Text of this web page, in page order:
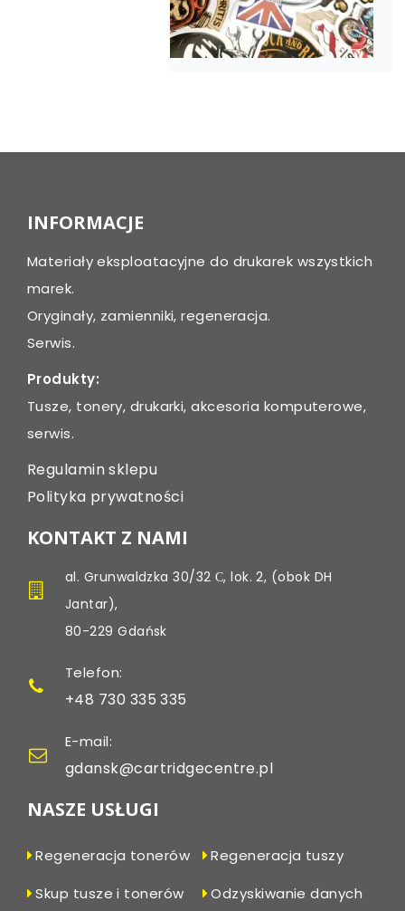
navigation
INFORMACJE
Materiały eksploatacyjne do drukarek wszystkich
marek.
Oryginały, zamienniki, regeneracja.
Serwis.
Produkty:
Tusze, tonery, drukarki, akcesoria komputerowe,
serwis.
Regulamin sklepu
Polityka prywatności
KONTAKT Z NAMI
al. Grunwaldzka 30/32 С, lok. 2, (obok DH
Jantar),
80-229 Gdańsk
Telefon:
+48 730 335 335
E-mail:
gdansk@cartridgecentre.pl
NASZE USŁUGI
Regeneracja tonerów
Regeneracja tuszy
Skup tusze i tonerów
Odzyskiwanie danych